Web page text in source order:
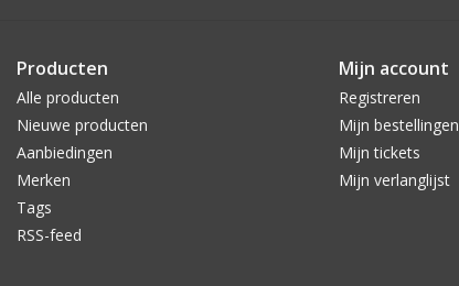
Producten
Alle producten
Nieuwe producten
Aanbiedingen
Merken
Tags
RSS-feed
Mijn account
Registreren
Mijn bestellingen
Mijn tickets
Mijn verlanglijst